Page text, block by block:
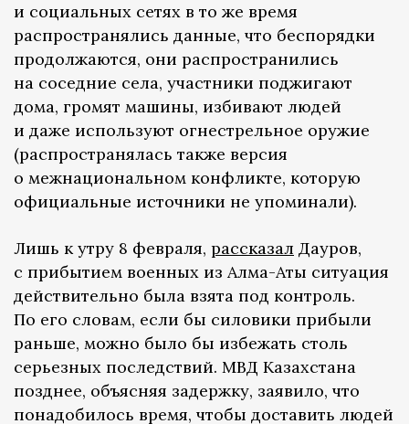
и социальных сетях в то же время
распространялись данные, что беспорядки
продолжаются, они распространились
на соседние села, участники поджигают
дома, громят машины, избивают людей
и даже используют огнестрельное оружие
(распространялась также версия
о межнациональном конфликте, которую
официальные источники не упоминали).
Лишь к утру 8 февраля, рассказал Дауров,
с прибытием военных из Алма-Аты ситуация
действительно была взята под контроль.
По его словам, если бы силовики прибыли
раньше, можно было бы избежать столь
серьезных последствий. МВД Казахстана
позднее, объясняя задержку, заявило, что
понадобилось время, чтобы доставить людей